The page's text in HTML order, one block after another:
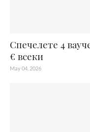
Спечелете 4
€ всеки
May 04, 2026